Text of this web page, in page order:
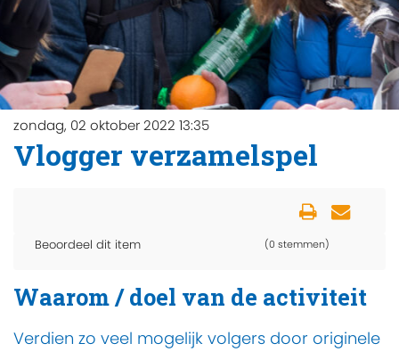
zondag, 02 oktober 2022 13:35
Vlogger verzamelspel
Beoordeel dit item (0 stemmen)
Waarom / doel van de activiteit
Verdien zo veel mogelijk volgers door originele